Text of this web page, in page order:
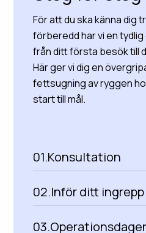
För att du ska känna dig
förberedd har vi en
från ditt första besök till
Här ger vi dig en
fettsugning av ryggen
start till mål.
01.Konsultation
02.Inför ditt ingrepp
03.